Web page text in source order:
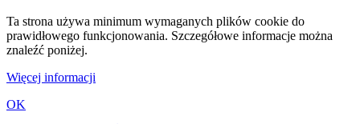
Ta strona używa minimum wymaganych plików cookie do
prawidłowego funkcjonowania. Szczegółowe informacje można
znaleźć poniżej.
Więcej informacji
OK